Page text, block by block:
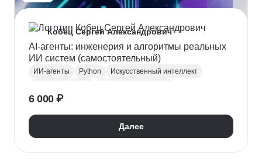
Кобец Сергей Александрович
AI-агенты: инженерия и алгоритмы реальных
ИИ систем (самостоятельный)
ИИ-агенты Python
Искусственный интеллект
6 000 ₽
Далее